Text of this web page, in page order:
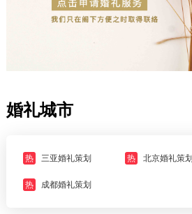
婚礼城市
热 三亚婚礼策划 热 北京婚礼策划
热 成都婚礼策划